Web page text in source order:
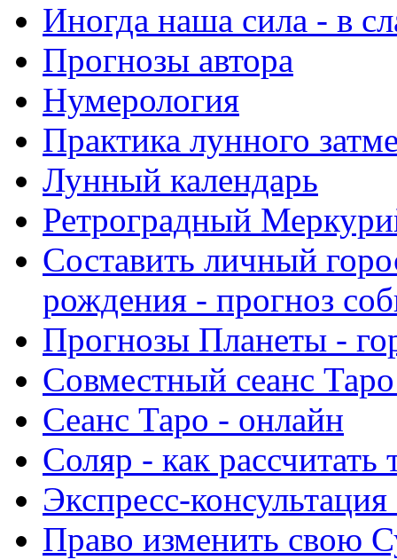
Иногда наша сила - в
Прогнозы автора
Нумерология
Практика лунного
Лунный календарь
Ретроградный
Составить личный
рождения - прогноз
Прогнозы Планеты -
Совместный сеанс
Сеанс Таро - онлайн
Соляр - как
Экспресс-
Право изменить свою